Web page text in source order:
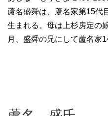
蘆名盛舜は、蘆名家第15代
生まれる。母は上杉房定の
月、盛舜の兄にして蘆名家